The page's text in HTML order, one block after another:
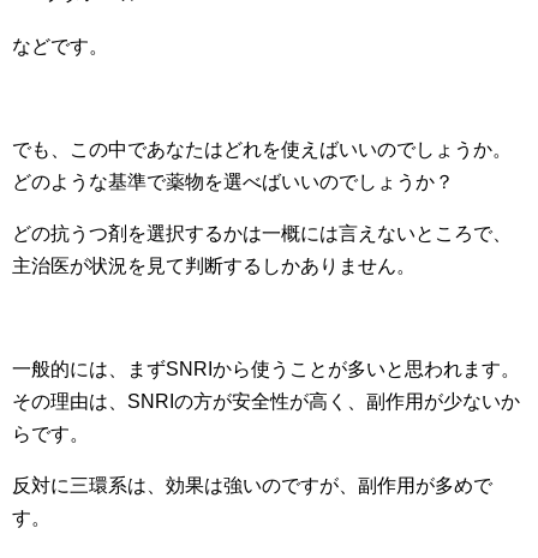
などです。
でも、この中であなたはどれを使えばいいのでしょうか。
どのような基準で薬物を選べばいいのでしょうか？
どの抗うつ剤を選択するかは一概には言えないところで、
主治医が状況を見て判断するしかありません。
一般的には、まずSNRIから使うことが多いと思われます。
その理由は、SNRIの方が安全性が高く、副作用が少ないか
らです。
反対に三環系は、効果は強いのですが、副作用が多めで
す。